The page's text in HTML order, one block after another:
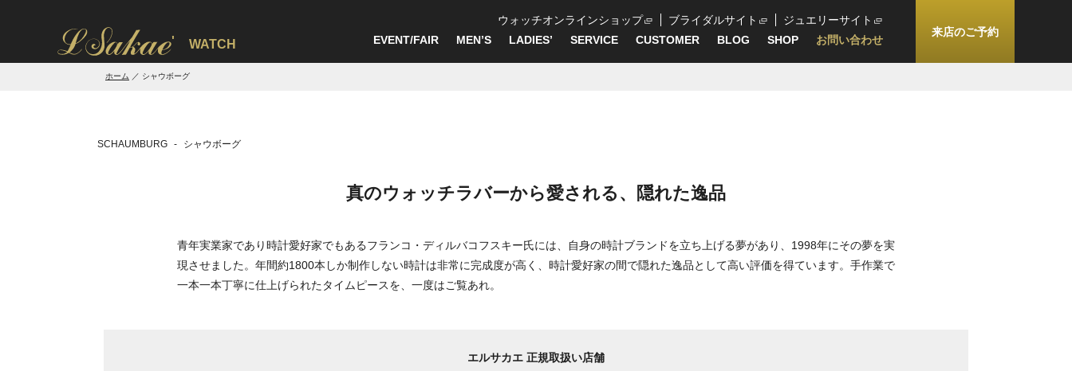
' WATCH
ウォッチオンラインショップ ブライダルサイト
ジュエリーサイト
EVENT/FAIR
MEN’S LADIES’ SERVICE CUSTOMER BLOG SHOP お問い合わせ
来店のご予約
ホーム シャウボーグ
SCHAUMBURG シャウボーグ
真のウォッチラバーから愛される、隠れた逸品
青年実業家であり時計愛好家でもあるフランコ・ディルバコフスキー氏には、自身の時計ブランドを立ち上げる夢があり、1998年にその夢を実
現させました。年間約1800本しか制作しない時計は非常に完成度が高く、時計愛好家の間で隠れた逸品として高い評価を得ています。手作業で
一本一本丁寧に仕上げられたタイムピースを、一度はご覧あれ。
エルサカエ 正規取扱い店舗